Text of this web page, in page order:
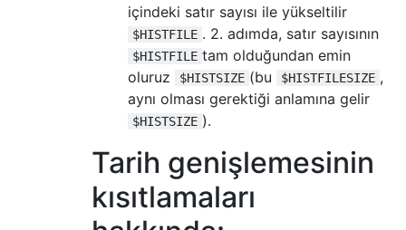
içindeki satır sayısı ile yükseltilir
$HISTFILE . 2. adımda, satır sayısının
$HISTFILE tam olduğundan emin
oluruz
$HISTSIZE (bu $HISTFILESIZE ,
aynı olması gerektiği anlamına gelir
$HISTSIZE ).
Tarih genişlemesinin
kısıtlamaları